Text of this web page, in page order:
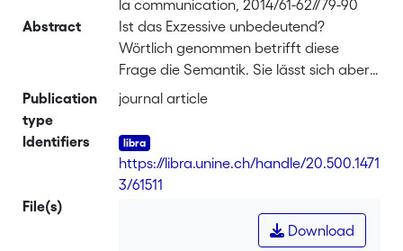
la communication, 2014/61-62//79-90
Abstract
Ist das Exzessive unbedeutend?
Wörtlich genommen betrifft diese
Frage die Semantik. Sie lässt sich aber
auch pragmatisch verstehen: Etwas ist
Konsequenzen nach sich zieht. In
Anbetracht einer möglicherweise
angenommenen Bedeutungslosigkeit
Fragen: Warum sollte man übertreiben?
Ist die Hyperbel lediglich eine
Publication
type
journal article
Identifiers
https://libra.unine.ch/handle/20.500.1471
3/61511
File(s)
Download